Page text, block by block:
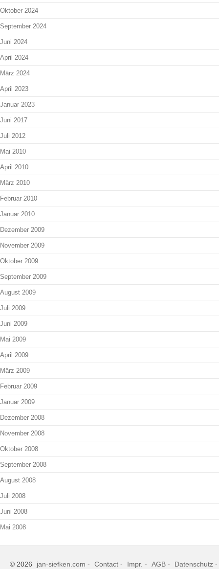
Oktober 2024
September 2024
Juni 2024
April 2024
März 2024
April 2023
Januar 2023
Juni 2017
Juli 2012
Mai 2010
April 2010
März 2010
Februar 2010
Januar 2010
Dezember 2009
November 2009
Oktober 2009
September 2009
August 2009
Juli 2009
Juni 2009
Mai 2009
April 2009
März 2009
Februar 2009
Januar 2009
Dezember 2008
November 2008
Oktober 2008
September 2008
August 2008
Juli 2008
Juni 2008
Mai 2008
© 2026 jan-siefken.com - Contact - Impr. - AGB - Datenschutz -